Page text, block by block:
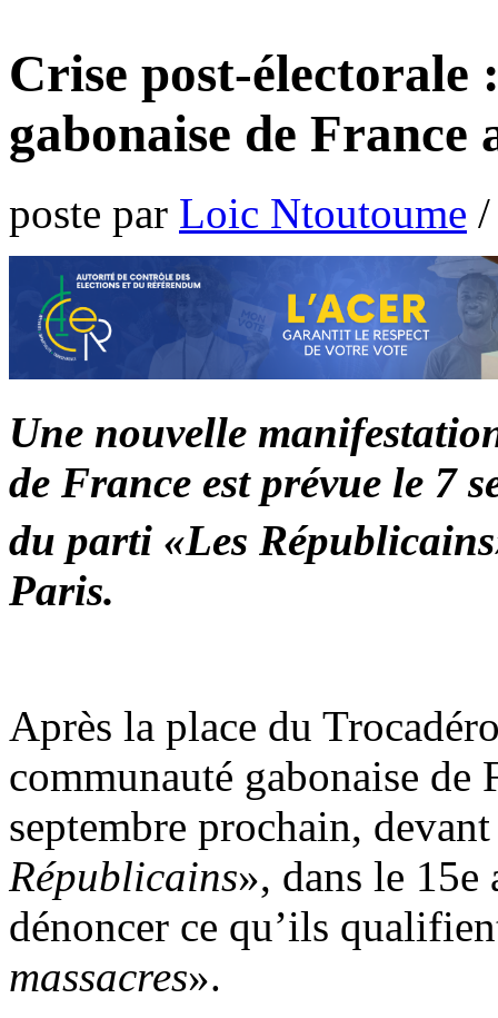
Crise post-électorale
gabonaise de France
poste par Loic Ntoutoume
Une nouvelle
de France est prévue le 7
du parti «Les
Paris.
Après la place du
communauté gabonaise de
septembre prochain,
Républicains», dans le 15e
dénoncer ce qu’ils
massacres».